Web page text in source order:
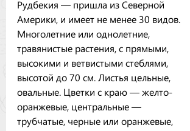
Рудбекия — пришла из Северной
Америки, и имеет не менее 30 видов.
Многолетние или однолетние,
травянистые растения, с прямыми,
высокими и ветвистыми стеблями,
высотой до 70 см. Листья цельные,
овальные. Цветки с краю — желто-
оранжевые, центральные —
трубчатые, черные или оранжевые,